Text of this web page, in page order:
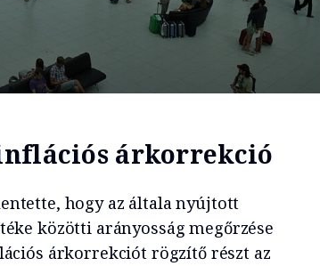
árkorrekció
hogy az általa nyújtott
közötti arányosság megőrzése
árkorrekciót rögzítő részt az